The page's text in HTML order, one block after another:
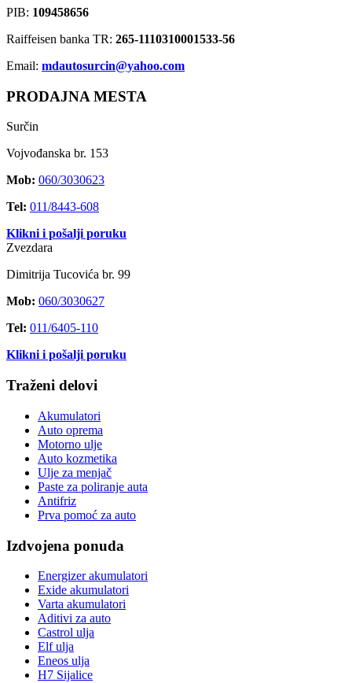
PIB: 109458656
Raiffeisen banka TR: 265-1110310001533-56
Email: mdautosurcin@yahoo.com
PRODAJNA MESTA
Surčin
Vojvođanska br. 153
Mob: 060/3030623
Tel: 011/8443-608
Klikni i pošalji poruku
Zvezdara
Dimitrija Tucovića br. 99
Mob: 060/3030627
Tel: 011/6405-110
Klikni i pošalji poruku
Traženi delovi
Akumulatori
Auto oprema
Motorno ulje
Auto kozmetika
Ulje za menjač
Paste za poliranje auta
Antifriz
Prva pomoć za auto
Izdvojena ponuda
Energizer akumulatori
Exide akumulatori
Varta akumulatori
Aditivi za auto
Castrol ulja
Elf ulja
Eneos ulja
H7 Sijalice